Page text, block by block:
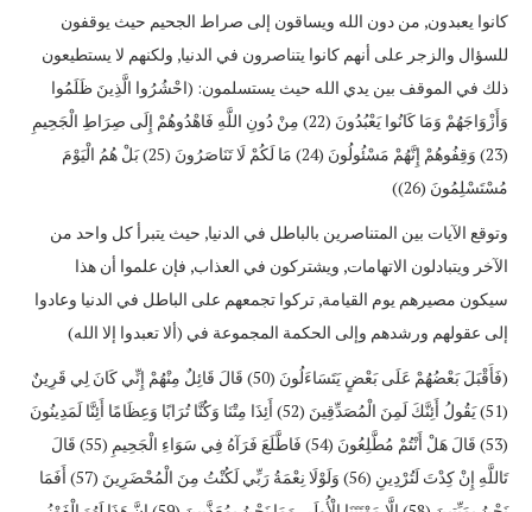
كانوا يعبدون, من دون الله ويساقون إلى صراط الجحيم حيث يوقفون
للسؤال والزجر على أنهم كانوا يتناصرون في الدنيا, ولكنهم لا يستطيعون
ذلك في الموقف بين يدي الله حيث يستسلمون: (احْشُرُوا الَّذِينَ ظَلَمُوا
وَأَزْوَاجَهُمْ وَمَا كَانُوا يَعْبُدُونَ (22) مِنْ دُونِ اللَّهِ فَاهْدُوهُمْ إِلَى صِرَاطِ الْجَحِيمِ
(23) وَقِفُوهُمْ إِنَّهُمْ مَسْئُولُونَ (24) مَا لَكُمْ لَا تَنَاصَرُونَ (25) بَلْ هُمُ الْيَوْمَ
مُسْتَسْلِمُونَ (26))
وتوقع الآيات بين المتناصرين بالباطل في الدنيا, حيث يتبرأ كل واحد من
الآخر ويتبادلون الاتهامات, ويشتركون في العذاب, فإن علموا أن هذا
سيكون مصيرهم يوم القيامة, تركوا تجمعهم على الباطل في الدنيا وعادوا
إلى عقولهم ورشدهم وإلى الحكمة المجموعة في (ألا تعبدوا إلا الله)
(فَأَقْبَلَ بَعْضُهُمْ عَلَى بَعْضٍ يَتَسَاءَلُونَ (50) قَالَ قَائِلٌ مِنْهُمْ إِنِّي كَانَ لِي قَرِينٌ
(51) يَقُولُ أَئِنَّكَ لَمِنَ الْمُصَدِّقِينَ (52) أَئِذَا مِتْنَا وَكُنَّا تُرَابًا وَعِظَامًا أَئِنَّا لَمَدِينُونَ
(53) قَالَ هَلْ أَنْتُمْ مُطَّلِعُونَ (54) فَاطَّلَعَ فَرَآهُ فِي سَوَاءِ الْجَحِيمِ (55) قَالَ
تَاللَّهِ إِنْ كِدْتَ لَتُرْدِينِ (56) وَلَوْلَا نِعْمَةُ رَبِّي لَكُنْتُ مِنَ الْمُحْضَرِينَ (57) أَفَمَا